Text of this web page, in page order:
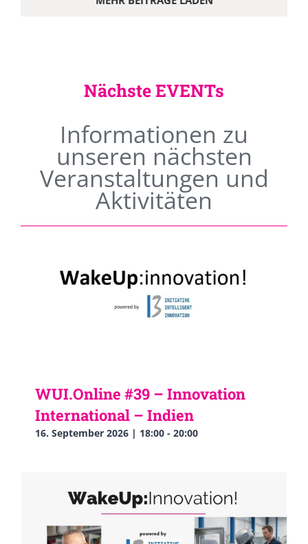
Nächste EVENTs
Informationen zu
unseren nächsten
Veranstaltungen und
Aktivitäten
WUI.Online #39 – Innovation
International – Indien
16. September 2026 | 18:00 - 20:00